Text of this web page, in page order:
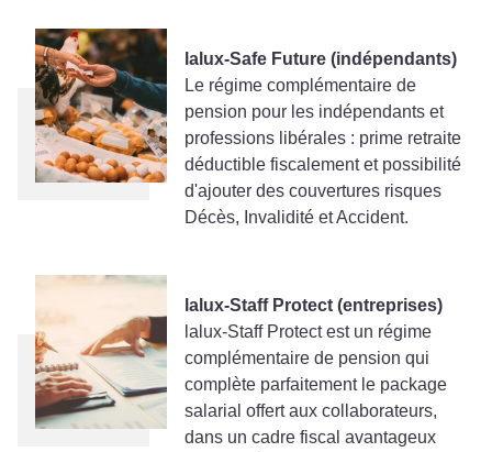
lalux-Safe Future (indépendants)
Le régime complémentaire de
pension pour les indépendants et
professions libérales : prime retraite
déductible fiscalement et possibilité
d'ajouter des couvertures risques
Décès, Invalidité et Accident.
lalux-Staff Protect (entreprises)
lalux-Staff Protect est un régime
complémentaire de pension qui
complète parfaitement le package
salarial offert aux collaborateurs,
dans un cadre fiscal avantageux